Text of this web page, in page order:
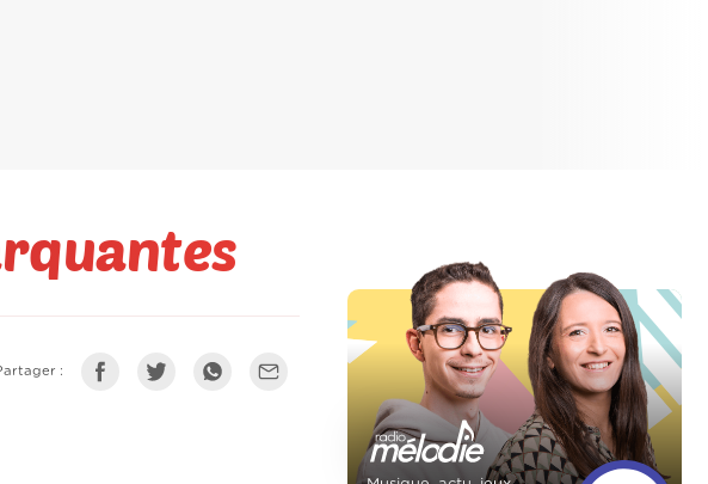
: